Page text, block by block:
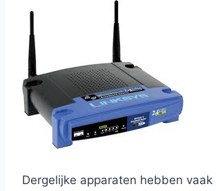
Dergelijke apparaten hebben